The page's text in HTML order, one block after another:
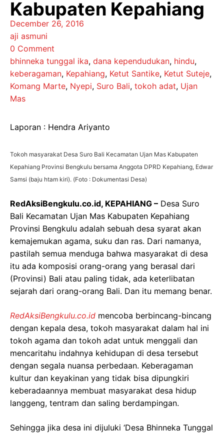
Kabupaten Kepahiang
December 26, 2016
aji asmuni
0 Comment
bhinneka tunggal ika, dana kependudukan, hindu,
keberagaman, Kepahiang, Ketut Santike, Ketut Suteje,
Komang Marte, Nyepi, Suro Bali, tokoh adat, Ujan
Mas
Laporan : Hendra Ariyanto
Tokoh masyarakat Desa Suro Bali Kecamatan Ujan Mas Kabupaten
Kepahiang Provinsi Bengkulu bersama Anggota DPRD Kepahiang, Edwar
Samsi (baju htam kiri). (Foto : Dokumentasi Desa)
RedAksiBengkulu.co.id, KEPAHIANG – Desa Suro
Bali Kecamatan Ujan Mas Kabupaten Kepahiang
Provinsi Bengkulu adalah sebuah desa syarat akan
kemajemukan agama, suku dan ras. Dari namanya,
pastilah semua menduga bahwa masyarakat di desa
itu ada komposisi orang-orang yang berasal dari
(Provinsi) Bali atau paling tidak, ada keterlibatan
sejarah dari orang-orang Bali. Dan itu memang benar.
RedAksiBengkulu.co.id mencoba berbincang-bincang
dengan kepala desa, tokoh masyarakat dalam hal ini
tokoh agama dan tokoh adat untuk menggali dan
mencaritahu indahnya kehidupan di desa tersebut
dengan segala nuansa perbedaan. Keberagaman
kultur dan keyakinan yang tidak bisa dipungkiri
keberadaannya membuat masyarakat desa hidup
langgeng, tentram dan saling berdampingan.
Sehingga jika desa ini dijuluki ‘Desa Bhinneka Tunggal